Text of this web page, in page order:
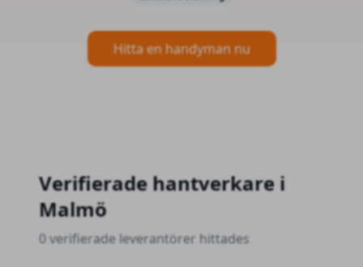
Hitta en handyman nu
Verifierade hantverkare i
Malmö
0 verifierade leverantörer hittades